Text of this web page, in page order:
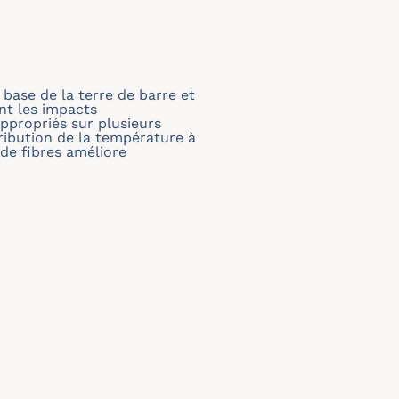
de la terre de barre et
les impacts
sur plusieurs
de la température à
fibres améliore